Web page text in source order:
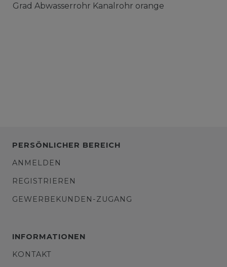
Grad Abwasserrohr Kanalrohr orange
PERSÖNLICHER BEREICH
ANMELDEN
REGISTRIEREN
GEWERBEKUNDEN-ZUGANG
INFORMATIONEN
KONTAKT